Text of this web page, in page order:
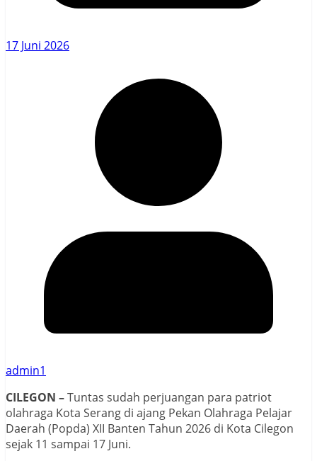
17 Juni 2026
admin1
CILEGON –Tuntas sudah perjuangan para patriot
olahraga Kota Serang di ajang Pekan Olahraga Pelajar
Daerah (Popda) XII Banten Tahun 2026 di Kota Cilegon
sejak 11 sampai 17 Juni.